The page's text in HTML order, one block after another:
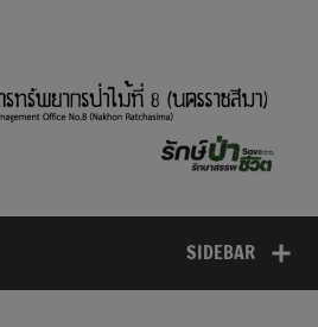
SIDEBAR